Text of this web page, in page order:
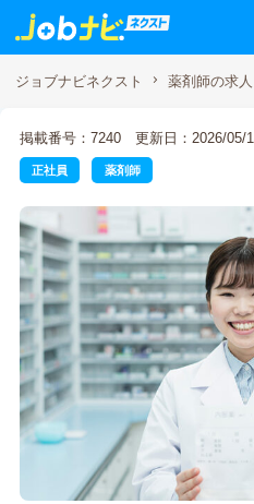
ジョブナビネクスト 薬剤師の求人
掲載番号：7240 更新日：2026/05/
正社員 薬剤師